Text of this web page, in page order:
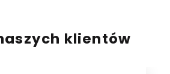
klientów